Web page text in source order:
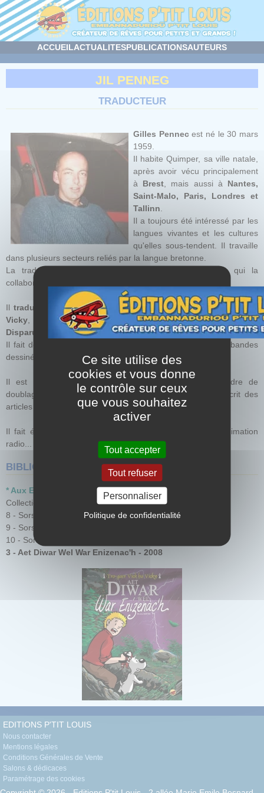
ACCUEILACTUALITESPUBLICATIONSAUTEURS
JIL PENNEG
TRADUCTEUR
Gilles Pennecest né le 30 mars
1959.
Il habite Quimper, sa ville natale,
après avoir vécu principalement
à Brest , mais aussi à Nantes,
Saint-Malo, Paris, Londres et
Tallinn
Il a toujours été intéressé par les
langues vivantes et les cultures
qu'elles sous-tendent. Il travaille
dans plusieurs secteurs reliés par la langue bretonne.
La traduction lui fait rencontrer
, avec qui la
collaboration s'est passée on ne peut mieux.
Iltraduit en breton les trois tomes des Aventures de Vick et
Vicky , consacrés aux "Sorcières de Brocéliande" ainsi que "les
Disparus de l'île aux Moines".
Il fait de la traduction français/breton et anglais/breton de bandes
dessinées, dessins animés, sites Internet…
Il est également comédien, principalement dans le cadre de
doublages en breton de dessins animés et téléfilms. Il écrit des
articles pour plusieurs revues en français comme en breton.
Il fait également régulièrement des reportages et de l'animation
radio...
BIBLIOGRAPHIE
* Aux Editions P'TIT LOUIS*
Collection
BD "Les aventures de Vick et Vicky"
8 - Sorserezed Breselien (tome 1) - Ar vojenn - 2003
9 - Sorserezed Breselien (tome 2) - An diskuliadenn - 2003
10 - Sorserezed Breselien (tome 3) - Klask ar Gral - 2004
3 - Aet Diwar Wel War Enizenac'h - 2008
EDITIONS P'TIT LOUIS
Nous contacter
Mentions légales
Conditions Générales de Vente
Salons & dédicaces
Paramétrage des cookies
Panneau de gestion des cookies
Ce site utilise des
cookies et vous donne
le contrôle sur ceux
que vous souhaitez
activer
Tout accepter
Tout refuser
Personnaliser
Politique de confidentialité